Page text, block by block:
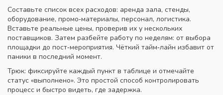
Составьте список всех расходов: аренда зала, стенды,
оборудование, промо‑материалы, персонал, логистика.
Вставьте реальные цены, проверив их у нескольких
поставщиков. Затем разбейте работу по неделям: от выбора
площадки до пост‑мероприятия. Чёткий тайм‑лайн избавит от
паники в последний момент.
Трюк: фиксируйте каждый пункт в таблице и отмечайте
статус «выполнено». Это простой способ контролировать
процесс и быстро видеть, где задержка.